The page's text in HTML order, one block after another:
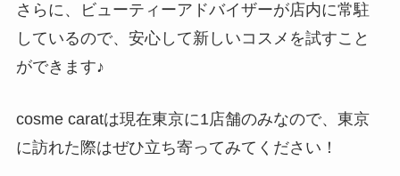
さらに、ビューティーアドバイザーが店内に常駐
しているので、安心して新しいコスメを試すこと
ができます♪
cosme caratは現在東京に1店舗のみなので、東京
に訪れた際はぜひ立ち寄ってみてください！